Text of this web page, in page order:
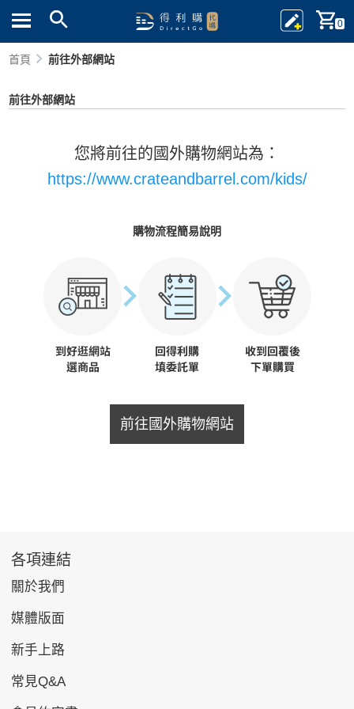
0
首頁 前往外部網站
前往外部網站
您將前往的國外購物網站為：
https://www.crateandbarrel.com/kids/
購物流程簡易說明
前往國外購物網站
各項連結
關於我們
媒體版面
新手上路
常見Q&A